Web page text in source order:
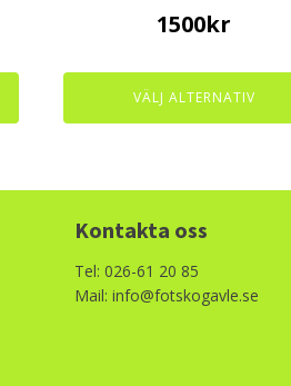
1500kr
VÄLJ ALTERNATIV
Kontakta oss
Tel: 026-61 20 85
Mail: info@fotskogavle.se